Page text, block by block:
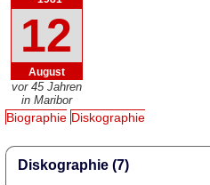
12
August
vor 45 Jahren
in Maribor
Biographie Diskographie
Diskographie (7)